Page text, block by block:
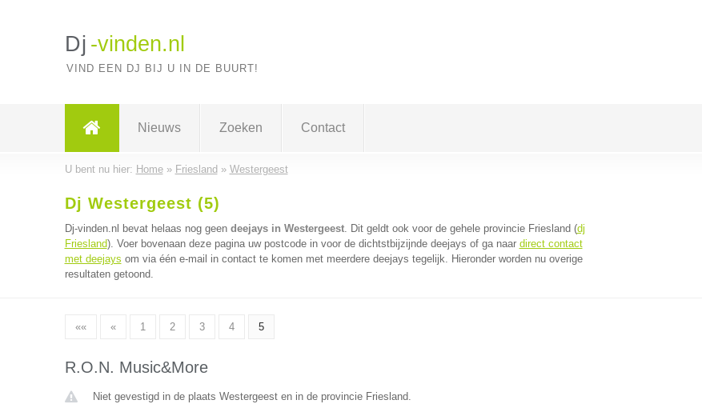
Dj -vinden.nl
VIND EEN DJ BIJ U IN DE BUURT!
Nieuws Zoeken Contact
U bent nu hier: Home» Friesland » Westergeest
Dj Westergeest (5)
Dj-vinden.nl bevat helaas nog geen deejays in Westergeest. Dit geldt ook voor de gehele provincie Friesland (dj
Friesland). Voer bovenaan deze pagina uw postcode in voor de dichtstbijzijnde deejays of ga naar direct contact
met deejays om via één e-mail in contact te komen met meerdere deejays tegelijk. Hieronder worden nu overige
resultaten getoond.
«« « 1 2 3 4 5
R.O.N. Music&More
Niet gevestigd in de plaats Westergeest en in de provincie Friesland.